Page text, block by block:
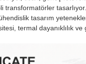
transformatörler
tasarım
termal dayanıklılık ve